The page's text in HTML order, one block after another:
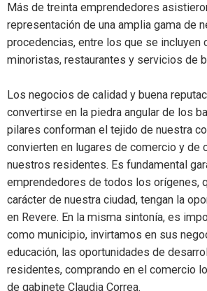
Más de treinta emprendedores
representación de una amplia gama de
procedencias, entre los que se incluyen
minoristas, restaurantes y servicios de
Los negocios de calidad y buena
convertirse en la piedra angular de los
pilares conforman el tejido de nuestra
convierten en lugares de comercio y de
nuestros residentes. Es fundamental
emprendedores de todos los orígenes,
carácter de nuestra ciudad, tengan la
en Revere. En la misma sintonía, es
como municipio, invirtamos en sus
educación, las oportunidades de
residentes, comprando en el comercio
de gabinete Claudia Correa.